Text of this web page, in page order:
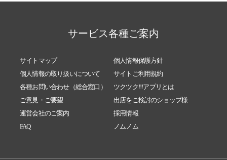
サービス各種ご案内
サイトマップ
個人情報保護方針
個人情報の取り扱いについて
サイトご利用規約
各種お問い合わせ（総合窓口）
ツクツク!!!アプリとは
ご意見・ご要望
出店をご検討のショップ様
運営会社のご案内
採用情報
FAQ
ノムノム